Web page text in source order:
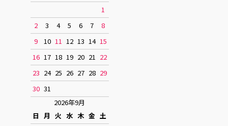
1
2
3 4 5 6 7
8
9
10 11 12 13 14 15
16 17 18 19 20 21 22
23 24 25 26 27 28 29
30 31
2026年9月
日 月 火 水 木 金 土